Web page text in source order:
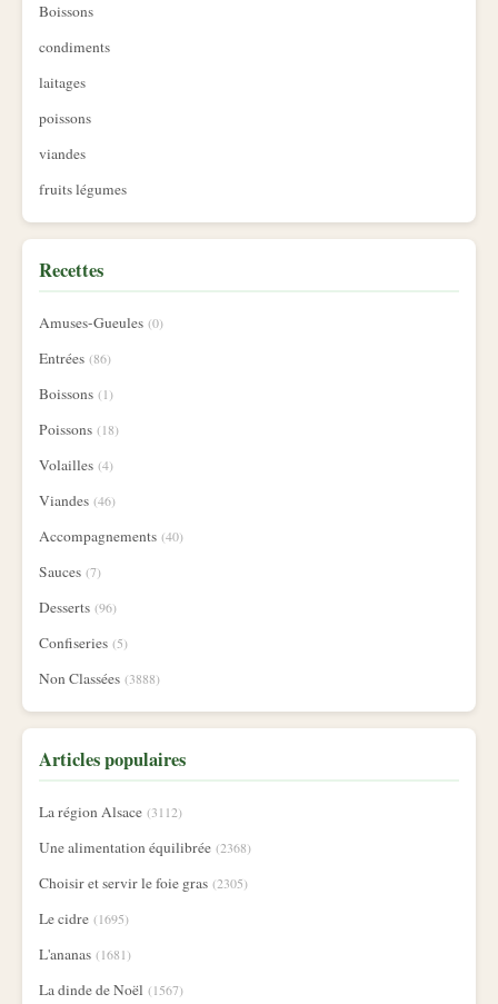
Boissons
condiments
laitages
poissons
viandes
fruits légumes
Recettes
Amuses-Gueules (0)
Entrées (86)
Boissons (1)
Poissons (18)
Volailles (4)
Viandes (46)
Accompagnements (40)
Sauces (7)
Desserts (96)
Confiseries (5)
Non Classées (3888)
Articles populaires
La région Alsace (3112)
Une alimentation équilibrée (2368)
Choisir et servir le foie gras (2305)
Le cidre (1695)
L'ananas (1681)
La dinde de Noël (1567)